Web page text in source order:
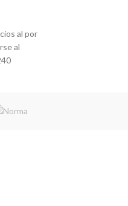
al por
al